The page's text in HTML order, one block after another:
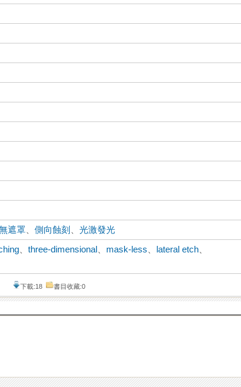
遮罩 、側向蝕刻 、光激發光
、three-dimensional mask-less lateral etch
下載:18 書目收藏:0